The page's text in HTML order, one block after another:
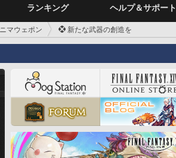
ランキング ヘルプ＆サポート
マウェポン  新たな武器の創造を